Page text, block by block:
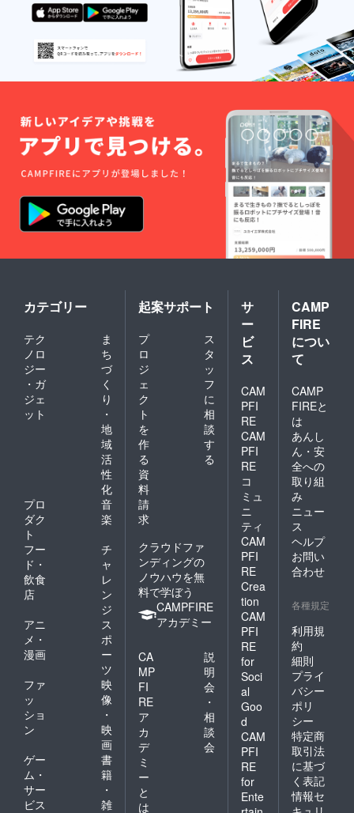
カテゴリー
テク
ノロ
ジー
・ガ
ジェ
ット
ま
ち
づ
く
り
・
地
域
活
性
化
プロ
ダク
ト
音
楽
フー
ド・
飲食
店
チ
ャ
レ
ン
ジ
アニ
メ・
漫画
ス
ポ
ー
ツ
ファ
ッ
ショ
ン
映
像
・
映
画
ゲー
ム・
サー
ビス
書
籍
・
雑
起案サポート
プ
ロ
ジ
ェ
ク
ト
を
作
る
ス
タ
ッ
フ
に
相
談
す
る
資
料
請
求
クラウドファ
ンディングの
ノウハウを無
料で学ぼう
CAMPFIRE
アカデミー
CA
MP
FI
RE
ア
カ
デ
ミ
ー
と
は
説
明
会
・
相
談
会
サ
ー
ビ
ス
CAM
PFI
RE
CAM
PFI
RE
コ
ミュ
ニ
ティ
CAM
PFI
RE
Crea
tion
CAM
PFI
RE
for
Soci
al
Goo
d
CAM
PFI
RE
for
Ente
CAMP
FIRE
につい
て
CAMP
FIREと
は
あんし
ん・安
全への
取り組
み
ニュー
ス
ヘルプ
お問い
合わせ
各種規定
利用規
約
細則
プライ
バシー
ポリ
シー
特定商
取引法
に基づ
く表記
情報セ